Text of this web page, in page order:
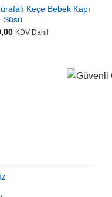
Keçe Bebek Kapı
Süsü
KDV Dahil